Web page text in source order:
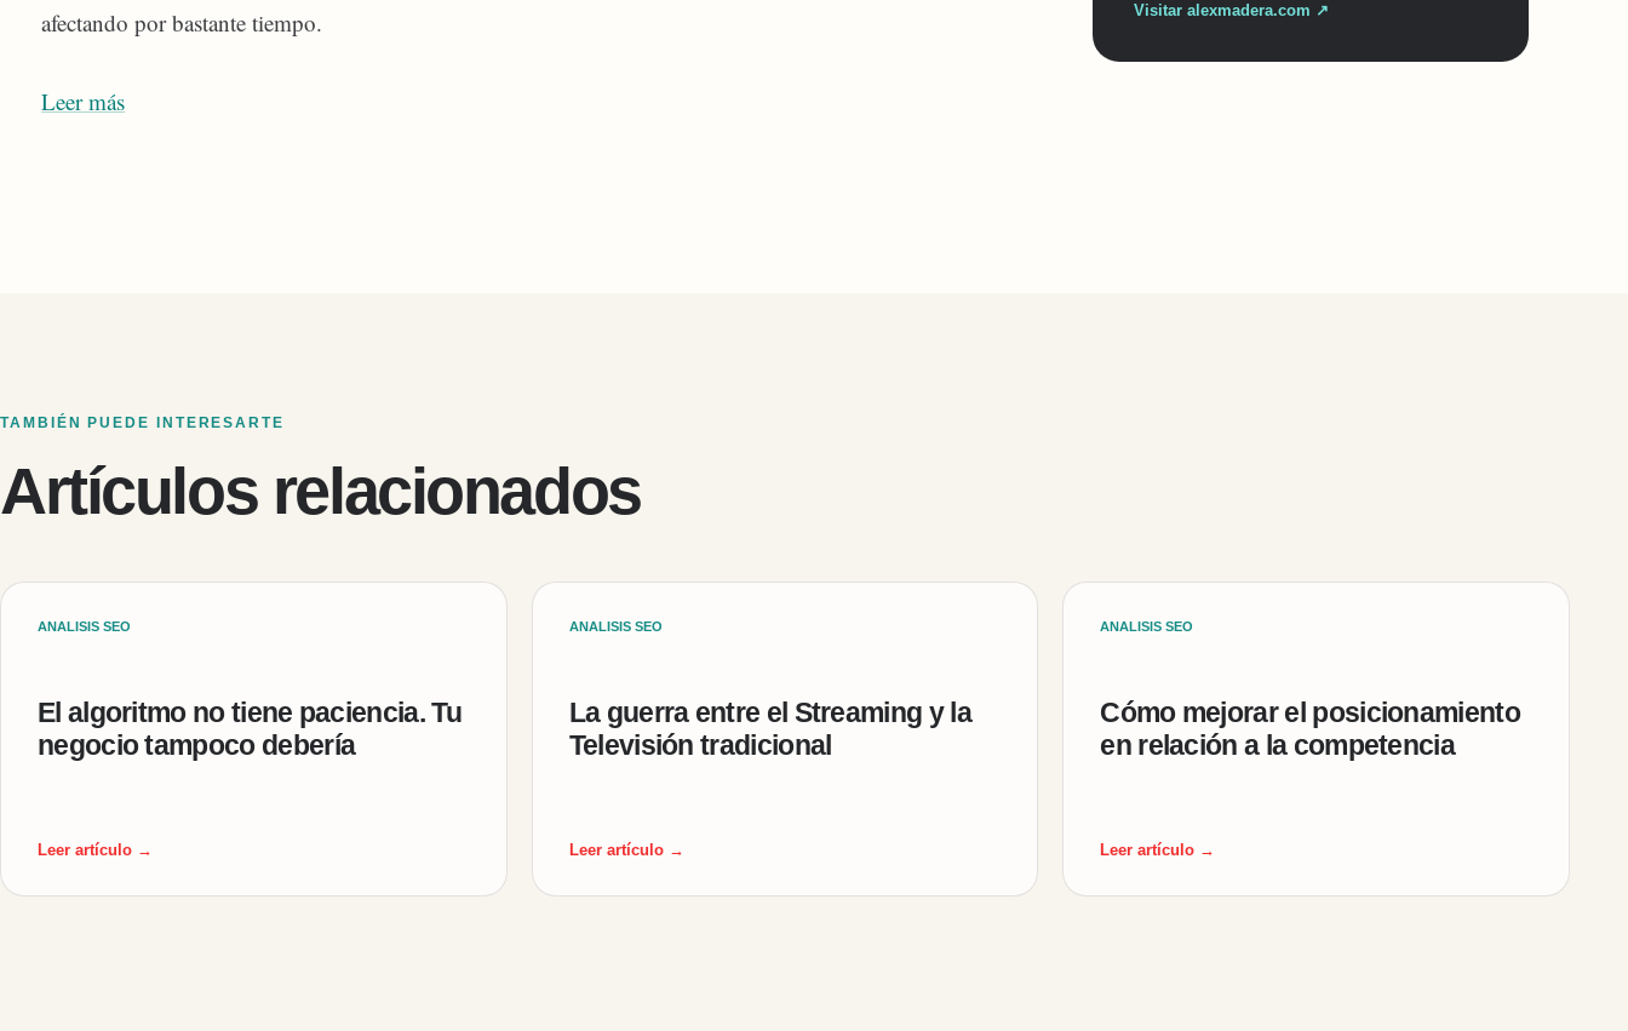
afectando por bastante tiempo.
Leer más
Visitar alexmadera.com ↗
TAMBIÉN PUEDE INTERESARTE
Artículos relacionados
ANALISIS SEO
El algoritmo no tiene paciencia. Tu
negocio tampoco debería
Leer artículo →
ANALISIS SEO
La guerra entre el Streaming y la
Televisión tradicional
Leer artículo →
ANALISIS SEO
Cómo mejorar el posicionamiento
en relación a la competencia
Leer artículo →